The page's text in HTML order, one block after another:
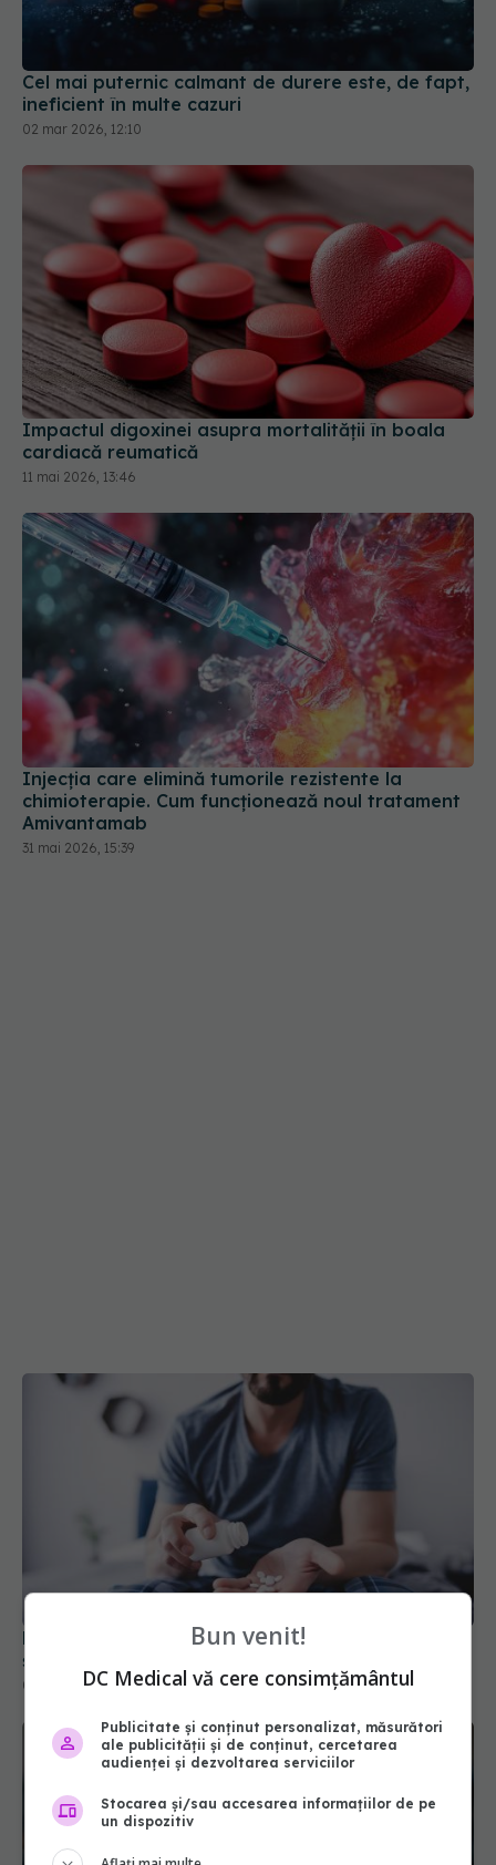
Cel mai puternic calmant de durere este, de fapt,
ineficient în multe cazuri
02 mar 2026, 12:10
Impactul digoxinei asupra mortalității în boala
cardiacă reumatică
11 mai 2026, 13:46
Injecția care elimină tumorile rezistente la
chimioterapie. Cum funcționează noul tratament
Amivantamab
31 mai 2026, 15:39
Medicamentul inovator care blochează tumorile
și metastazele în cancerul de prostată
08 iul 2026, 12:07
Bun venit!
DC Medical vă cere consimțământul
Publicitate și conținut personalizat, măsurători
ale publicității și de conținut, cercetarea
audienței și dezvoltarea serviciilor
Stocarea și/sau accesarea informațiilor de pe
un dispozitiv